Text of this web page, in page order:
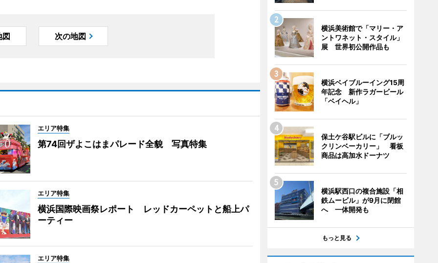
図 次の地図
エリア特集
第74回ザよこはまパレード全貌 写真特集
エリア特集
横浜国際映画祭レポート レッドカーペットと船上パ
ーティー
エリア特集
横浜美術館で「マリー・ア
ントワネット・スタイル」
展 世界初公開作品も
横浜ベイブルーイング15周
年記念 新作ラガービール
「ベイヘル」
保土ケ谷駅ビルに「ブルッ
クリンベーカリー」 看板
商品は高加水ドーナツ
横浜駅西口の複合施設「相
鉄ムービル」が9月に閉館
へ 一体開発も
もっと見る